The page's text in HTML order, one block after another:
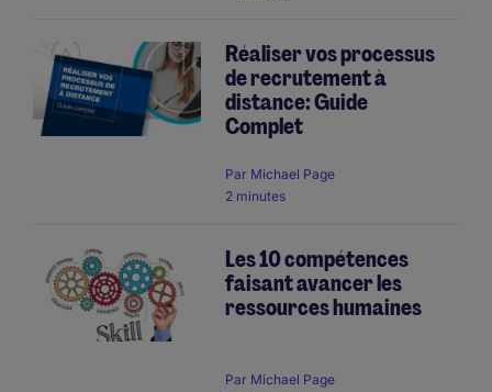
Réaliser vos processus
de recrutement à
distance: Guide
Complet
Par Michael Page
2 minutes
Les 10 compétences
faisant avancer les
ressources humaines
Par Michael Page